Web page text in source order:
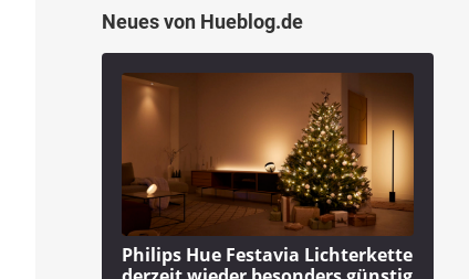
Neues von Hueblog.de
Philips Hue Festavia Lichterkette